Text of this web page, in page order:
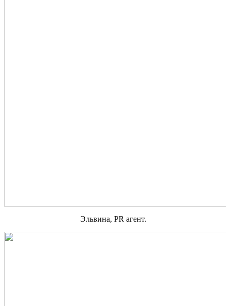
Эльвина, PR агент.